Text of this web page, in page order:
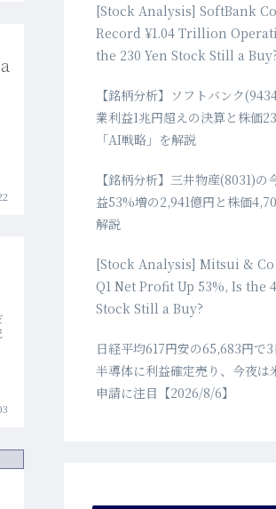
[Stock Analysis] SoftBank
Record ¥1.04 Trillion
the 230 Yen Stock Still a
【銘柄分析】ソフトバンク
業利益1兆円超えの決算と株価
「AI戦略」を解説
【銘柄分析】三井物産(8031)の
益53%増の2,941億円と株価
解説
[Stock Analysis] Mitsui & Co.
Q1 Net Profit Up 53%, Is the
Stock Still a Buy?
日経平均617円安の65,683円で
半導体に利益確定売り、今夜は
申請に注目【2026/8/6】